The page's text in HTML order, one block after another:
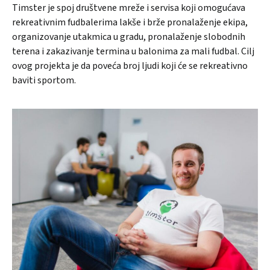
Timster je spoj društvene mreže i servisa koji omogućava
rekreativnim fudbalerima lakše i brže pronalaženje ekipa,
organizovanje utakmica u gradu, pronalaženje slobodnih
terena i zakazivanje termina u balonima za mali fudbal. Cilj
ovog projekta je da poveća broj ljudi koji će se rekreativno
baviti sportom.